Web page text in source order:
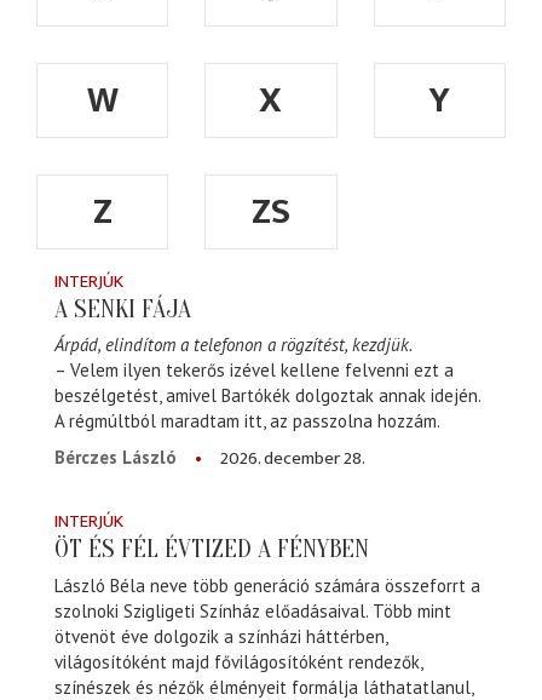
W
X
Y
Z
ZS
INTERJÚK
A SENKI FÁJA
Árpád, elindítom a telefonon a rögzítést, kezdjük.
– Velem ilyen tekerős izével kellene felvenni ezt a
beszélgetést, amivel Bartókék dolgoztak annak idején.
A régmúltból maradtam itt, az passzolna hozzám.
Bérczes László
2026. december 28.
INTERJÚK
ÖT ÉS FÉL ÉVTIZED A FÉNYBEN
László Béla neve több generáció számára összeforrt a
szolnoki Szigligeti Színház előadásaival. Több mint
ötvenöt éve dolgozik a színházi háttérben,
világosítóként majd fővilágosítóként rendezők,
színészek és nézők élményeit formálja láthatatlanul,